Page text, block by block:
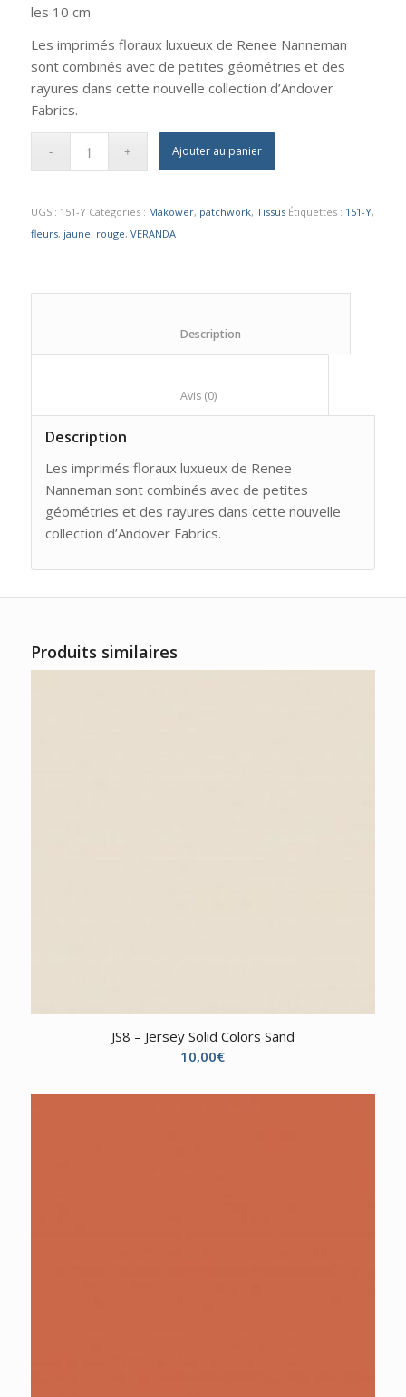
les 10 cm
Les imprimés floraux luxueux de Renee Nanneman
sont combinés avec de petites géométries et des
rayures dans cette nouvelle collection d’Andover
Fabrics.
Ajouter au panier
UGS : 151-Y Catégories : Makower, patchwork, Tissus Étiquettes : 151-Y,
fleurs, jaune, rouge, VERANDA
						Avis (0)
Description
Les imprimés floraux luxueux de Renee
Nanneman sont combinés avec de petites
géométries et des rayures dans cette nouvelle
collection d’Andover Fabrics.
Produits similaires
JS8 – Jersey Solid Colors Sand
10,00€